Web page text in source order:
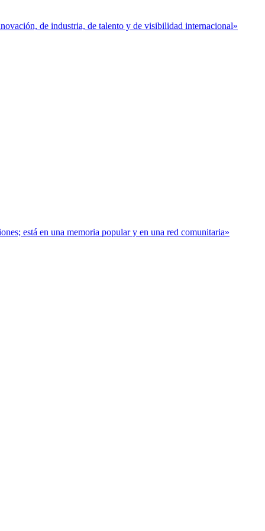
de industria, de talento y de visibilidad internacional»
está en una memoria popular y en una red comunitaria»